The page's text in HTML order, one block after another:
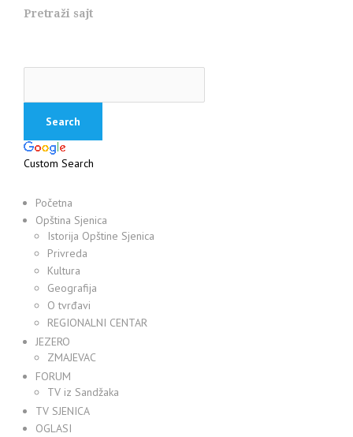
Pretraži sajt
Custom Search
Početna
Opština Sjenica
Istorija Opštine Sjenica
Privreda
Kultura
Geografija
O tvrđavi
REGIONALNI CENTAR
JEZERO
ZMAJEVAC
FORUM
TV iz Sandžaka
TV SJENICA
OGLASI